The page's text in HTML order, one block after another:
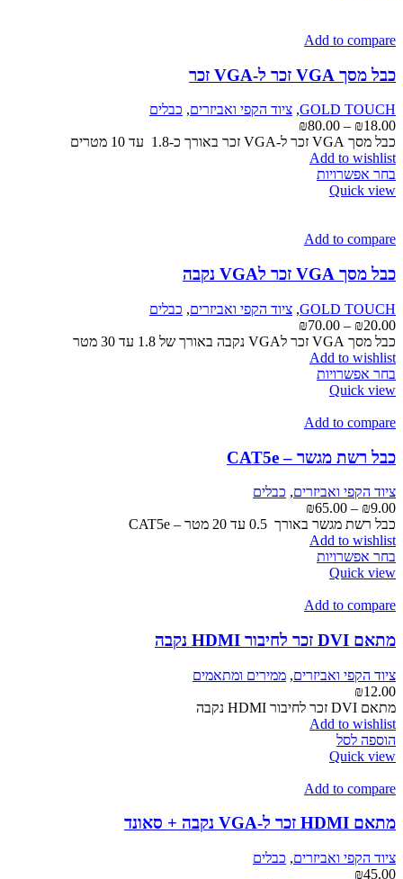
סוגים.
לבחור
את
האפשרויות
בעמוד
המוצר
Add to compare
כבל מסך VGA זכר ל-VGA זכר
GOLD TOUCH
, ציוד הקפי ואביזרים, כבלים
₪18.00
–
₪80.00
מחירים:
כבל מסך VGA זכר ל-VGA זכר באורך כ-1.8 עד 10 מטרים
Add to wishlist
בחר אפשרויות
סוגים.
לבחור
את
האפשרויות
בעמוד
המוצר
Quick view
Add to compare
כבל מסך VGA זכר לVGA נקבה
GOLD TOUCH
, ציוד הקפי ואביזרים, כבלים
₪20.00
–
₪70.00
מחירים:
כבל מסך VGA זכר לVGA נקבה באורך של 1.8 עד 30 מטר
Add to wishlist
בחר אפשרויות
מספר
ניתן
לבחור
את
האפשרויות
בעמוד
המוצר
Quick view
Add to compare
כבל רשת מגשר – CAT5e
ציוד הקפי ואביזרים, כבלים
₪9.00
–
₪65.00
מחירים:
כבל רשת מגשר באורך 0.5 עד 20 מטר – CAT5e
Add to wishlist
בחר אפשרויות
מספר
ניתן
לבחור
את
האפשרויות
בעמוד
המוצר
Quick view
Add to compare
מתאם DVI זכר לחיבור HDMI נקבה
ציוד הקפי ואביזרים, ממירים ומתאמים
₪12.00
מתאם DVI זכר לחיבור HDMI נקבה
Add to wishlist
הוספה לסל
Quick view
Add to compare
מתאם HDMI זכר ל-VGA נקבה + סאונד
ציוד הקפי ואביזרים, כבלים
₪45.00